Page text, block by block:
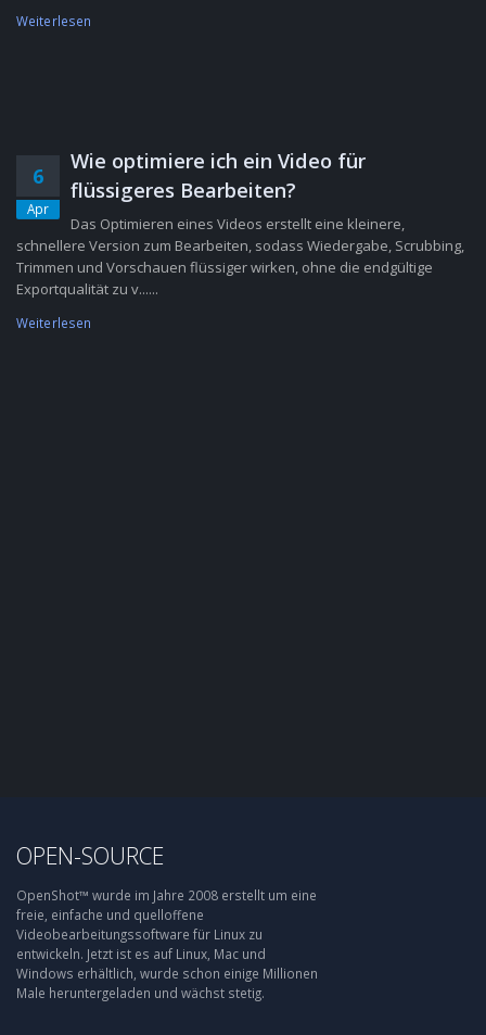
Weiterlesen
6
Apr
Wie optimiere ich ein Video für
flüssigeres Bearbeiten?
Das Optimieren eines Videos erstellt eine kleinere,
schnellere Version zum Bearbeiten, sodass Wiedergabe, Scrubbing,
Trimmen und Vorschauen flüssiger wirken, ohne die endgültige
Exportqualität zu v......
Weiterlesen
OPEN-SOURCE
OpenShot™ wurde im Jahre 2008 erstellt um eine
freie, einfache und quelloffene
Videobearbeitungssoftware für Linux zu
entwickeln. Jetzt ist es auf Linux, Mac und
Windows erhältlich, wurde schon einige Millionen
Male heruntergeladen und wächst stetig.